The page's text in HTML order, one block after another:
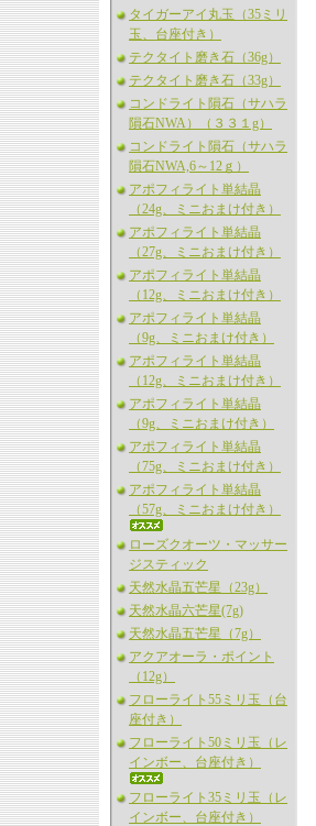
タイガーアイ丸玉（35ミリ
玉、台座付き）
テクタイト磨き石（36g）
テクタイト磨き石（33g）
コンドライト隕石（サハラ
隕石NWA）（３３１g）
コンドライト隕石（サハラ
隕石NWA,6～12ｇ）
アポフィライト単結晶
（24g、ミニおまけ付き）
アポフィライト単結晶
（27g、ミニおまけ付き）
アポフィライト単結晶
（12g、ミニおまけ付き）
アポフィライト単結晶
（9g、ミニおまけ付き）
アポフィライト単結晶
（12g、ミニおまけ付き）
アポフィライト単結晶
（9g、ミニおまけ付き）
アポフィライト単結晶
（75g、ミニおまけ付き）
アポフィライト単結晶
（57g、ミニおまけ付き）
ローズクオーツ・マッサー
ジスティック
天然水晶五芒星（23g）
天然水晶六芒星(7g)
天然水晶五芒星（7g）
アクアオーラ・ポイント
（12g）
フローライト55ミリ玉（台
座付き）
フローライト50ミリ玉（レ
インボー、台座付き）
フローライト35ミリ玉（レ
インボー、台座付き）